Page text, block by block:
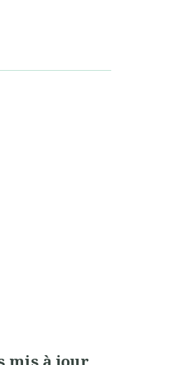
mis à jour